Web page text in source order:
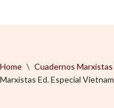
Home \ Cuadernos Marxistas
Marxistas Ed. Especial Vietnam